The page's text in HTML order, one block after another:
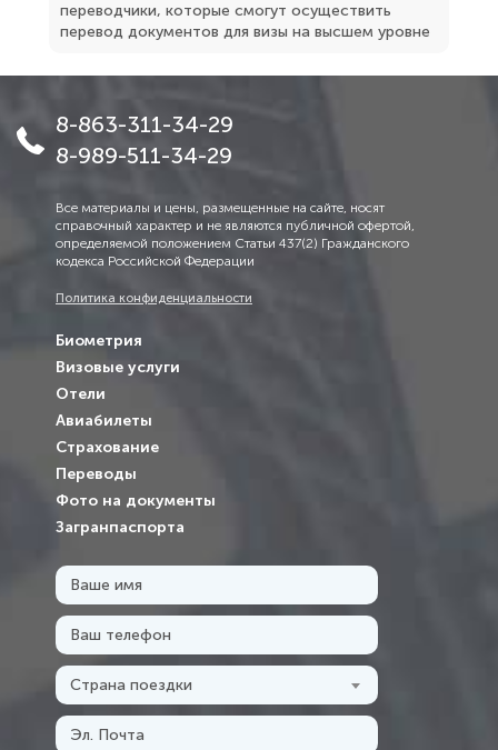
переводчики, которые смогут осуществить
перевод документов для визы на высшем уровне
8-863-311-34-29
8-989-511-34-29
Все материалы и цены, размещенные на сайте, носят
справочный характер и не являются публичной офертой,
определяемой положением Статьи 437(2) Гражданского
кодекса Российской Федерации
Политика конфиденциальности
Биометрия
Визовые услуги
Отели
Авиабилеты
Страхование
Переводы
Фото на документы
Загранпаспорта
Страна поездки